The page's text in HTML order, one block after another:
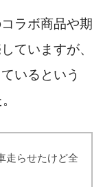
ラボ商品や期
ていますが、
いるという
走らせたけど全